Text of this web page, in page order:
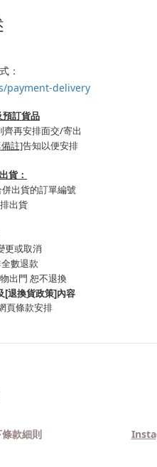
：
payment-delivery
訂貨品
齊再安排面交/寄出
註]告知以便安排
貨：
出貨的訂單編號
出貨
更或取消
數退款
出門 恕不退換
[退換貨政策]內容
頁條款安排
款細則